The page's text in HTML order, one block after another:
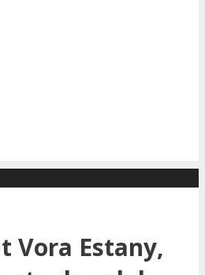
Vora Estany,